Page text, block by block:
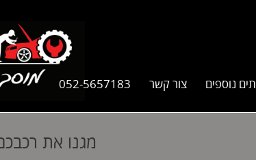
נוספים צור קשר 052-5657183
מגנו את